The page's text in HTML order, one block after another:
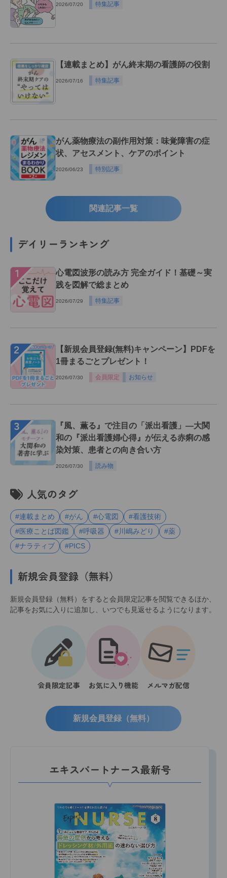
2026/07/20 特集記事
【連載まとめ】がん終末期の看護師の役割
2026/07/16 特集記事
がん薬物療法の副作用対策：味覚障害の症
状、アセスメント、ケアのポイント
2026/06/23 特別記事
関連記事一覧
デイリーランキング
１
心電図波形の読み方 完全ガイド！基礎～実
践を図解で総まとめ
2026/07/29 特集記事
２
【新規会員登録(無料)キャンペーン】PDFを
1冊まるごとプレゼント！
2026/07/30 会員限定 お知らせ
３
『風、薫る』で注目の「派出看護」―大関
和の『派出看護婦心得』が伝える赤痢の感
染対策、患者との向き合い方
2026/07/30 読み物
人気のタグ
#連載まとめ #がん #心電図
#看護技術
#医療ことば図鑑
#呼吸器 #川嶋みどり
#薬
#ナラティブ
#PICS
新規会員登録（無料）
新規会員登録（無料）をすると会員限定記事を閲覧できるほか、
記事をお気に入りに追加し、いつでも見返せるようになります。
会員限定記事 お気に入り機能 メルマガ配信
新規会員登録（無料）
エキスパートナース最新号